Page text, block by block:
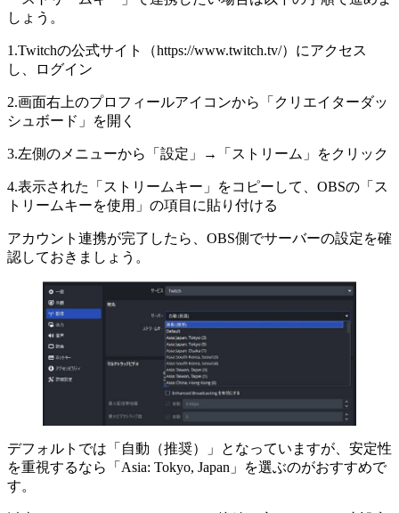
しょう。
1.Twitchの公式サイト（https://www.twitch.tv/）にアクセス
し、ログイン
2.画面右上のプロフィールアイコンから「クリエイターダッ
シュボード」を開く
3.左側のメニューから「設定」→「ストリーム」をクリック
4.表示された「ストリームキー」をコピーして、OBSの「ス
トリームキーを使用」の項目に貼り付ける
アカウント連携が完了したら、OBS側でサーバーの設定を確
認しておきましょう。
デフォルトでは「自動（推奨）」となっていますが、安定性
を重視するなら「Asia: Tokyo, Japan」を選ぶのがおすすめで
す。